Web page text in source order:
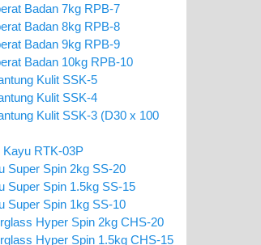
Badan 7kg RPB-7
Badan 8kg RPB-8
Badan 9kg RPB-9
Badan 10kg RPB-10
Kulit SSK-5
Kulit SSK-4
Kulit SSK-3 (D30 x 100
Kayu RTK-03P
Super Spin 2kg SS-20
Super Spin 1.5kg SS-15
Super Spin 1kg SS-10
Hyper Spin 2kg CHS-20
Hyper Spin 1.5kg CHS-15